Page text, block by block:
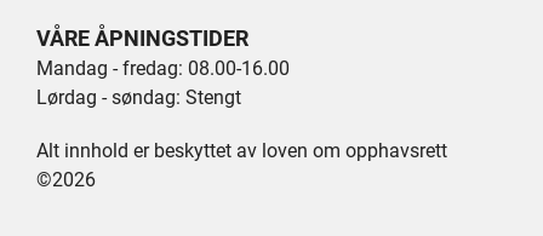
VÅRE ÅPNINGSTIDER
Mandag - fredag: 08.00-16.00
Lørdag - søndag: Stengt
Alt innhold er beskyttet av loven om opphavsrett
©2026